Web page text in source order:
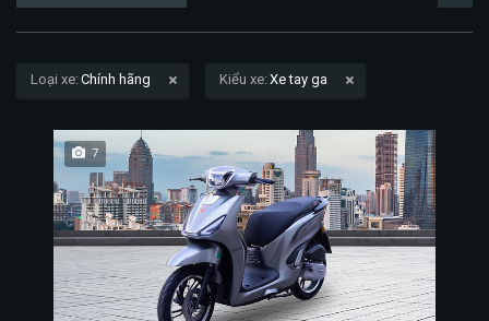
Loại xe:Chính hãng Kiểu xe:Xe tay ga
7